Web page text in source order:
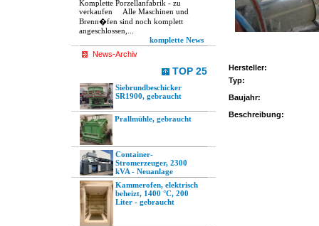
Komplette Porzellanfabrik - zu
verkaufen Alle Maschinen und
Brenn�fen sind noch komplett
angeschlossen,...
komplette News
News-Archiv
TOP 25
Siebrundbeschicker
SR1900, gebraucht
Prallmühle, gebraucht
Container-
Stromerzeuger, 2300
kVA - Neuanlage
Kammerofen, elektrisch
beheizt, 1400 °C, 200
Liter - gebraucht
Hersteller:
Typ:
Baujahr:
Beschreibung: